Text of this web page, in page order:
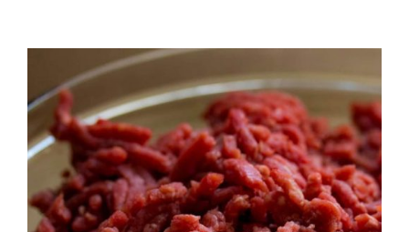
NOTICIES
CONTACTE